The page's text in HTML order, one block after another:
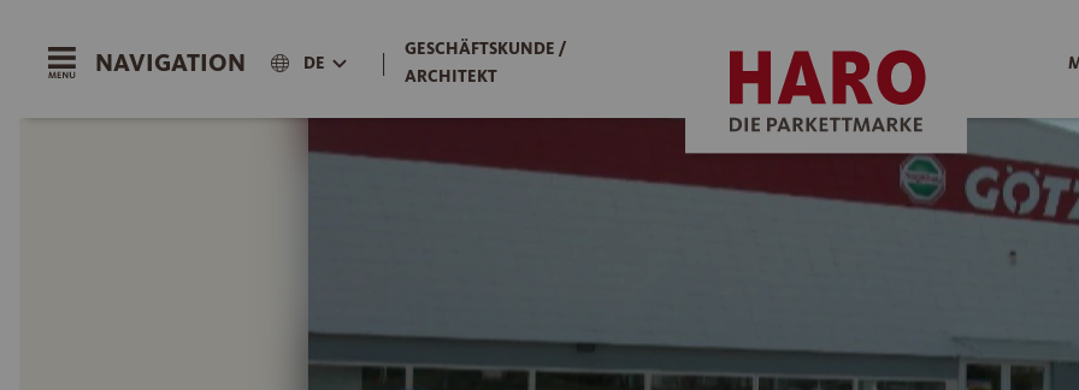
NAVIGATION DE |
GESCHÄFTSKUNDE /
ARCHITEKT